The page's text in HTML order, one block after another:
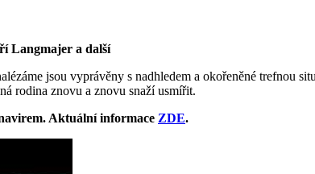
Langmajer a další
jsou vyprávěny s nadhledem a okořeněné trefnou
rodina znovu a znovu snaží usmířit.
Aktuální informace ZDE.